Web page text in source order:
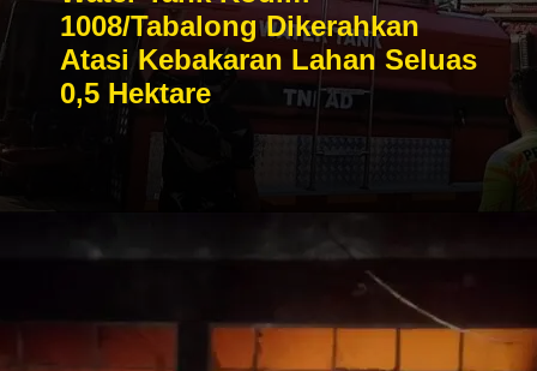
1008/Tabalong Dikerahkan
Atasi Kebakaran Lahan Seluas
0,5 Hektare